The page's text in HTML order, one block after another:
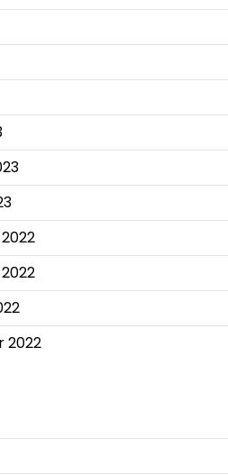
2022